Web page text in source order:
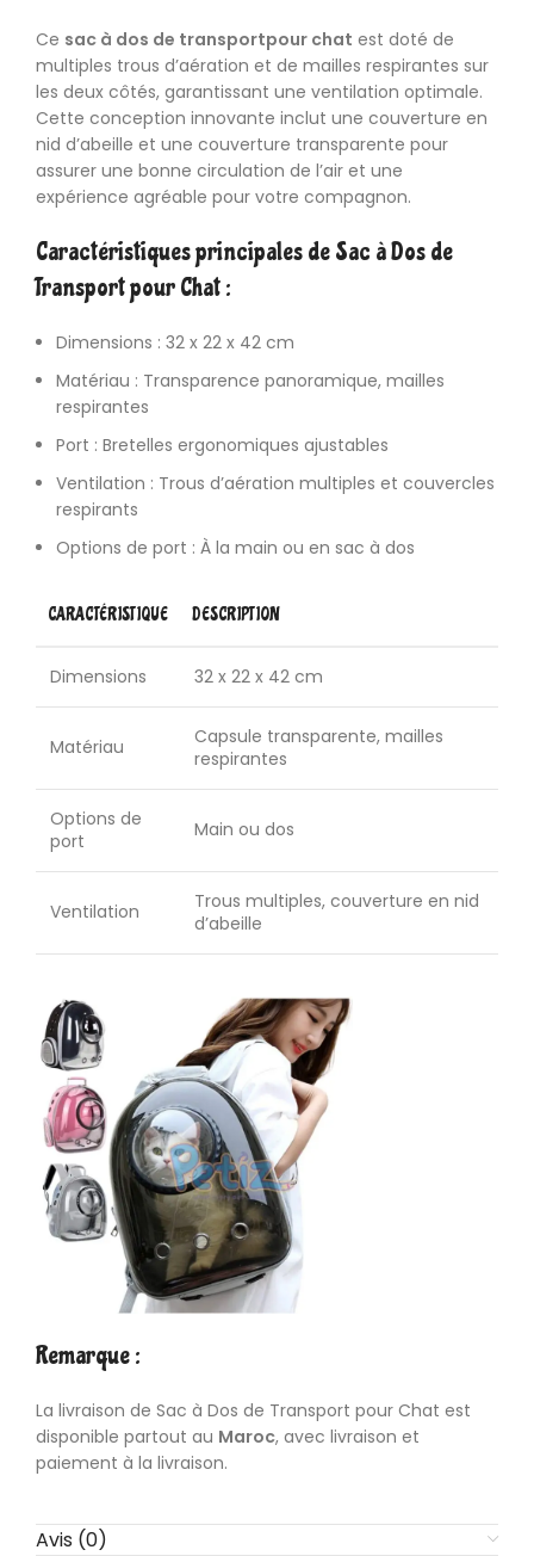
Ce sac à dos de transportpour chat est doté de
multiples trous d’aération et de mailles respirantes sur
les deux côtés, garantissant une ventilation optimale.
Cette conception innovante inclut une couverture en
nid d’abeille et une couverture transparente pour
assurer une bonne circulation de l’air et une
expérience agréable pour votre compagnon.
Caractéristiques principales de Sac à Dos de
Transport pour Chat :
Dimensions : 32 x 22 x 42 cm
Matériau : Transparence panoramique, mailles
respirantes
Port : Bretelles ergonomiques ajustables
Ventilation : Trous d’aération multiples et couvercles
respirants
Options de port : À la main ou en sac à dos
CARACTÉRISTIQUE DESCRIPTION
Dimensions 32 x 22 x 42 cm
Matériau
Capsule transparente, mailles
respirantes
Options de
port
Main ou dos
Ventilation
Trous multiples, couverture en nid
d’abeille
Remarque :
La livraison de Sac à Dos de Transport pour Chat est
disponible partout au Maroc, avec livraison et
paiement à la livraison.
Avis (0)